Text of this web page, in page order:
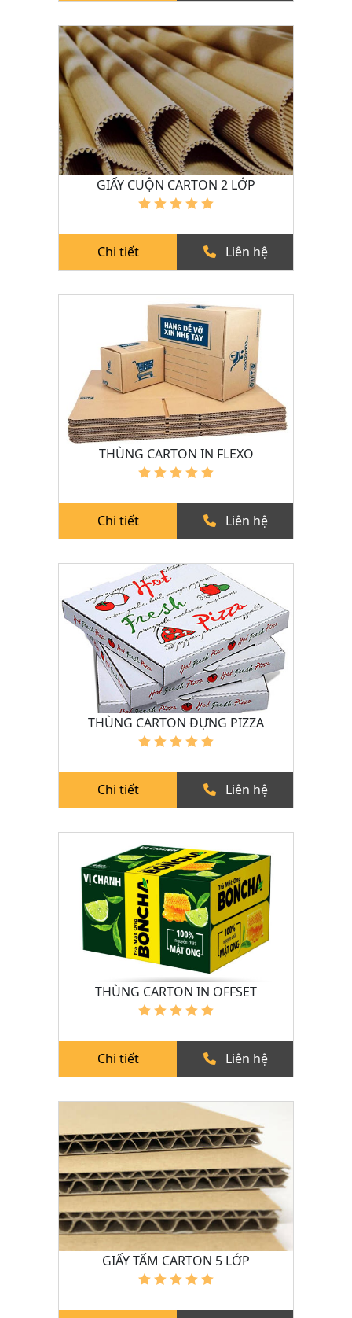
GIẤY CUỘN CARTON 2 LỚP
Chi tiết Liên hệ
THÙNG CARTON IN FLEXO
Chi tiết Liên hệ
THÙNG CARTON ĐỰNG PIZZA
Chi tiết Liên hệ
THÙNG CARTON IN OFFSET
Chi tiết Liên hệ
GIẤY TẤM CARTON 5 LỚP